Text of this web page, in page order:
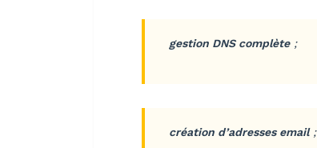
gestion DNS complète;
création d’adresses email;